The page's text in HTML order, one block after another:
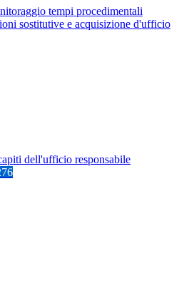
tempi procedimentali
sostitutive e acquisizione d'ufficio
dell'ufficio responsabile